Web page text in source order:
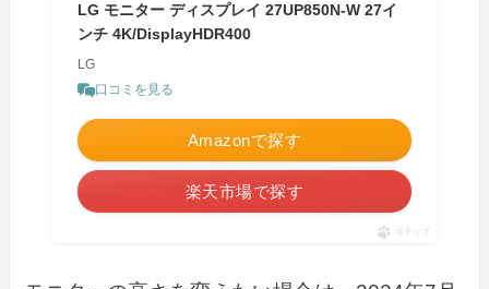
LG モニター ディスプレイ 27UP850N-W 27イ
ンチ 4K/DisplayHDR400
LG
口コミを見る
Amazonで探す
楽天市場で探す
ポチップ